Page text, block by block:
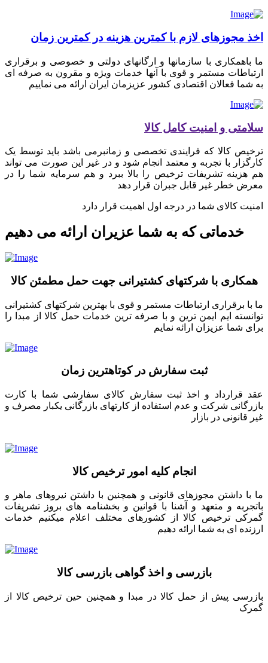
اخذ مجوزهای لازم با کمترین هزینه در کمترین زمان
ما باهمکاری با سازمانها و ارگانهای دولتی و خصوصی و برقراری
ارتباطات مستمر و قوی با آنها خدمات ویژه و مقرون به صرفه ای
به شما فعالان اقتصادی کشور عزیزمان ایران ارائه می نماییم
سلامتی و امنیت کامل کالا
ترخیص کالا که فرایندی تخصصی و زمانبرمی باشد باید توسط یک
کارگزار با تجربه و معتمد انجام شود و در غیر این صورت می تواند
هم هزینه تشریفات ترخیص را بالا ببرد و هم سرمایه شما را در
معرض خطر غیر قابل جبران قرار دهد
امنیت کالای شما در درجه اول اهمیت قرار دارد
خدماتی که به شما عزیران ارائه می دهیم
همکاری با شرکتهای کشتیرانی جهت حمل مطمئن کالا
ما با برقراری ارتباطات مستمر و قوی با بهترین شرکتهای کشتیرانی
توانسته ایم ایمن ترین و با صرفه ترین خدمات حمل کالا از مبدا را
برای شما عزیزان ارائه نمایم
ثبت سفارش در کوتاهترین زمان
عقد قرارداد و اخذ ثبت سفارش کالای سفارشی شما با کارت
بازرگانی شرکت و عدم استفاده از کارتهای بازرگانی یکبار مصرف و
غیر قانونی در بازار
انجام کلیه امور ترخیص کالا
ما با داشتن مجوزهای قانونی و همچنین با داشتن نیروهای ماهر و
باتجربه و متعهد و آشنا با قوانین و بخشنامه های بروز تشریفات
گمرکی ترخیص کالا از کشورهای مختلف اعلام میکنیم خدمات
ارزنده ای به شما ارائه دهیم
بازرسی و اخذ گواهی بازرسی کالا
بازرسی پیش از حمل کالا در مبدا و همچنین حین ترخیص کالا از
گمرک